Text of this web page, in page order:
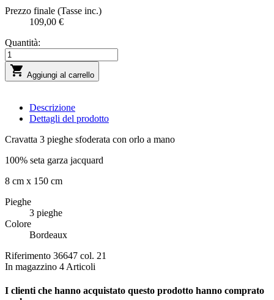
Prezzo finale (Tasse inc.)
109,00 €
Quantità:
 Aggiungi al carrello
Descrizione
Dettagli del prodotto
Cravatta 3 pieghe sfoderata con orlo a mano
100% seta garza jacquard
8 cm x 150 cm
Pieghe
3 pieghe
Colore
Bordeaux
Riferimento 36647 col. 21
In magazzino 4 Articoli
I clienti che hanno acquistato questo prodotto hanno comprato